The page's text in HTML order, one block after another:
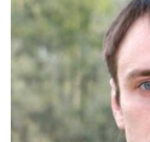
КУЛЬТУРА
МОВА
НА ХВАЛЯХ СВАБОДЫ